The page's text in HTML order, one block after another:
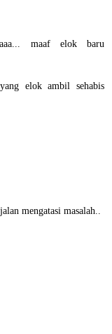
maaf elok baru
elok ambil sehabis
mengatasi masalah..